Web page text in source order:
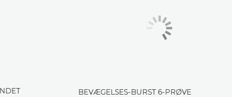
BEVÆGELSES-BURST 6-PRØVE